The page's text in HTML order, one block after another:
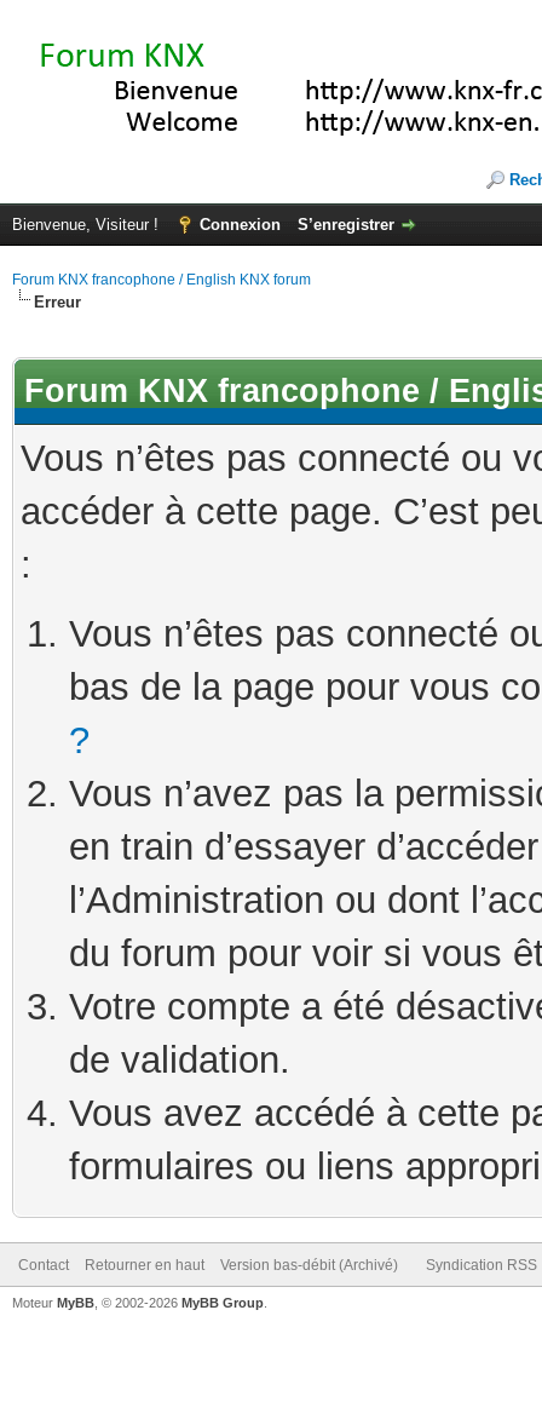
Bienvenue, Visiteur ! Connexion S’enregistrer
Forum KNX francophone / English KNX forum
Erreur
Forum KNX francophone /
Vous n’êtes pas connecté ou
accéder à cette page. C’est
:
Vous n’êtes pas connecté
bas de la page pour vous
?
Vous n’avez pas la
en train d’essayer
l’Administration ou dont
du forum pour voir si vous
Votre compte a été
de validation.
Vous avez accédé à cette
formulaires ou liens
Contact Retourner en haut Version bas-débit (Archivé) Syndication RSS
Moteur MyBB , © 2002-2026 MyBB Group